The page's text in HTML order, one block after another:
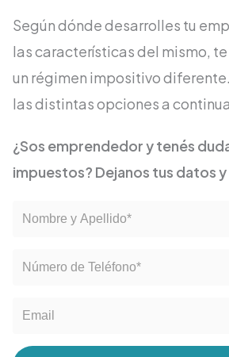
Según dónde desarrolles tu
las características del mismo,
un régimen impositivo
las distintas opciones a
¿Sos emprendedor y tenés
impuestos? Dejanos tus datos